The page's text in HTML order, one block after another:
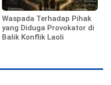
Waspada Terhadap Pihak
yang Diduga Provokator di
Balik Konflik Laoli